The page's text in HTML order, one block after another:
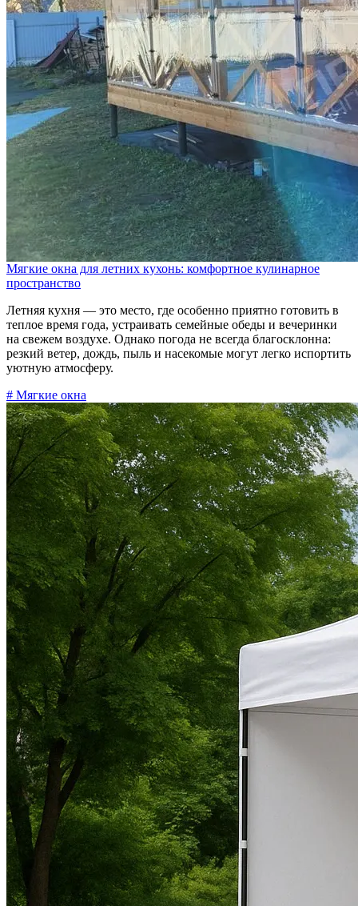
Мягкие окна для летних кухонь: комфортное кулинарное
пространство
Летняя кухня — это место, где особенно приятно готовить в
теплое время года, устраивать семейные обеды и вечеринки
на свежем воздухе. Однако погода не всегда благосклонна:
резкий ветер, дождь, пыль и насекомые могут легко испортить
уютную атмосферу.
# Мягкие окна